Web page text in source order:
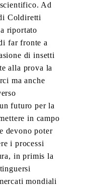
Ad
Coldiretti
riportato
far fronte a
di insetti
alla prova la
ma anche
futuro per la
in campo
devono poter
i processi
in primis la
mondiali